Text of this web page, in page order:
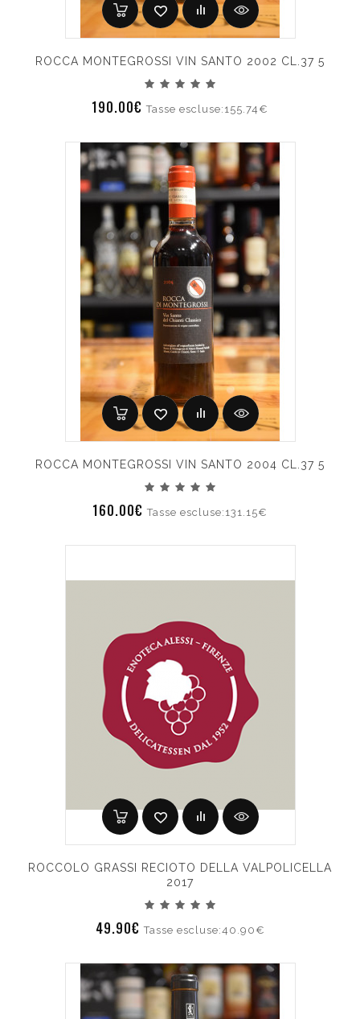
ROCCA MONTEGROSSI VIN SANTO 2002 CL.37 5
190.00€Tasse escluse:155.74€
ROCCA MONTEGROSSI VIN SANTO 2004 CL.37 5
160.00€Tasse escluse:131.15€
ROCCOLO GRASSI RECIOTO DELLA VALPOLICELLA
2017
49.90€Tasse escluse:40.90€